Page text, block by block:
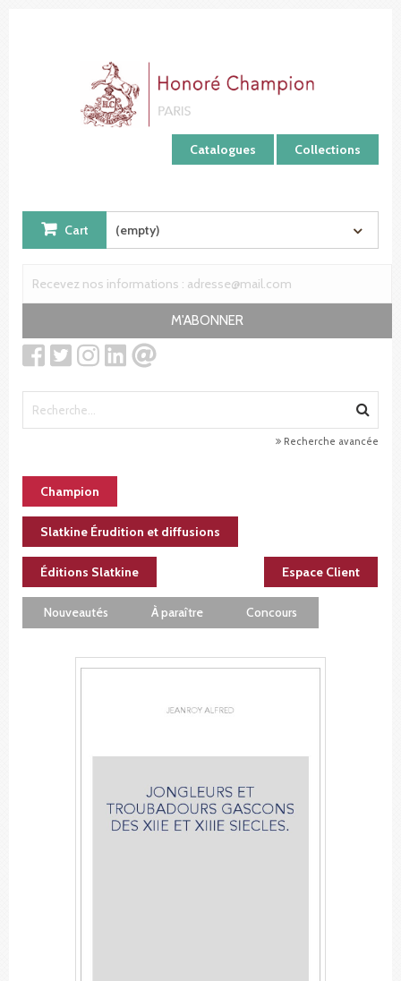
Catalogues Collections
Cart (empty)
M'ABONNER
Recherche avancée
Champion
Slatkine Érudition et diffusions
Éditions Slatkine Espace Client
Nouveautés À paraître Concours